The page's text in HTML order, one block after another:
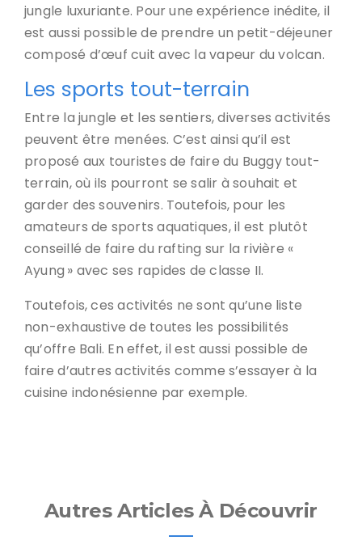
jungle luxuriante. Pour une expérience inédite, il
est aussi possible de prendre un petit-déjeuner
composé d’œuf cuit avec la vapeur du volcan.
Les sports tout-terrain
Entre la jungle et les sentiers, diverses activités
peuvent être menées. C’est ainsi qu’il est
proposé aux touristes de faire du Buggy tout-
terrain, où ils pourront se salir à souhait et
garder des souvenirs. Toutefois, pour les
amateurs de sports aquatiques, il est plutôt
conseillé de faire du rafting sur la rivière «
Ayung » avec ses rapides de classe II.
Toutefois, ces activités ne sont qu’une liste
non-exhaustive de toutes les possibilités
qu’offre Bali. En effet, il est aussi possible de
faire d’autres activités comme s’essayer à la
cuisine indonésienne par exemple.
Autres Articles À Découvrir